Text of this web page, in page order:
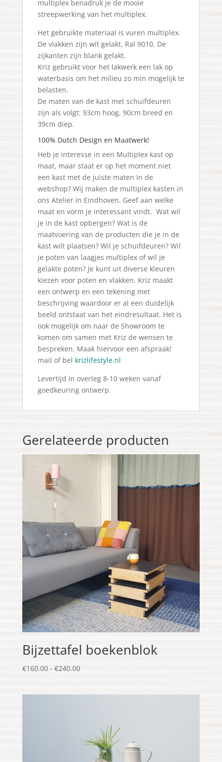
multiplex benadruk je de mooie
streepwerking van het multiplex.
Het gebruikte materiaal is vuren multiplex.
De vlakken zijn wit gelakt, Ral 9010. De
zijkanten zijn blank gelakt.
Kriz gebruikt voor het lakwerk een lak op
waterbasis om het milieu zo min mogelijk te
belasten.
De maten van de kast met schuifdeuren
zijn als volgt: 93cm hoog, 90cm breed en
39cm diep.
100% Dutch Design en Maatwerk!
Heb je interesse in een Multiplex kast op
maat, maar staat er op het moment niet
een kast met de juiste maten in de
webshop? Wij maken de multiplex kasten in
ons Atelier in Eindhoven. Geef aan welke
maat en vorm je interessant vindt. Wat wil
je in de kast opbergen? Wat is de
maatvoering van de producten die je in de
kast wilt plaatsen? Wil je schuifdeuren? Wil
je poten van laagjes multiplex of wil je
gelakte poten? Je kunt uit diverse kleuren
kiezen voor poten en vlakken. Kriz maakt
een ontwerp en een tekening met
beschrijving waardoor er al een duidelijk
beeld ontstaat van het eindresultaat. Het is
ook mogelijk om naar de Showroom te
komen om samen met Kriz de wensen te
bespreken. Maak hiervoor een afspraak!
mail of bel krizlifestyle.nl
Levertijd in overleg 8-10 weken vanaf
goedkeuring ontwerp.
Gerelateerde producten
Bijzettafel boekenblok
€160.00 - €240.00Prijsklasse: